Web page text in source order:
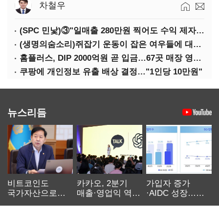
차철우
(SPC 민낯)③"일매출 280만원 찍어도 수익 제자리"…점주 울리는 '상시 할인'
(생명의숨소리)쥐잡기 운동이 잡은 여우들에 대하여
홈플러스, DIP 2000억원 곧 입금…67곳 매장 영업 재개 예정
쿠팡에 개인정보 유출 배상 결정…"1인당 10만원"
뉴스리듬
비트코인도
국가자산으로…'
카카오, 2분기
매출·영업익 역대
가입자 증가
·AIDC 성장…